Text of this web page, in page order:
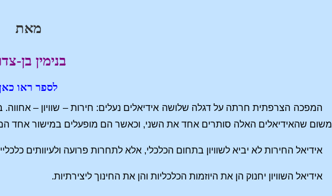
מאת
בנימין בן-
לספר ראו
המפכה הצרפתית חרתה על דגלה שלושה אידיאלים נעלים: חירות – שוויון –
משום שהאידיאלים האלה סותרים אחד את השני, וכאשר הם מופעלים במישור אחד
אידיאל החירות לא יביא לשוויון בתחום הכלכלי, אלא לתחרות פרועה ולעיוותים
אידיאל השוויון יחנוק הן את היוזמות הכלכליות והן את החינוך ליצירתיות.